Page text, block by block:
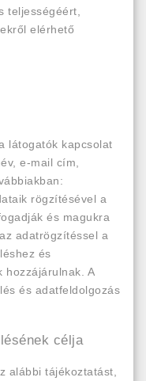
teljességéért,
elérhető
látogatók kapcsolat
e-mail cím,
rögzítésével a
és magukra
adatrögzítéssel a
és
hozzájárulnak. A
és adatfeldolgozás
célja
alábbi tájékoztatást,